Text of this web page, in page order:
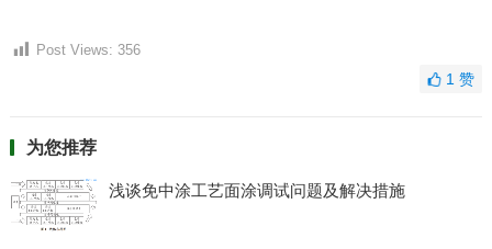
Post Views: 356
1赞
为您推荐
浅谈免中涂工艺面涂调试问题及解决措施